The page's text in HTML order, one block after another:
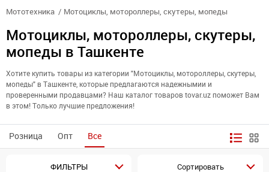
Мототехника Мотоциклы, мотороллеры, скутеры, мопеды
Мотоциклы, мотороллеры, скутеры,
мопеды в Ташкенте
Хотите купить товары из категории "Мотоциклы, мотороллеры, скутеры,
мопеды" в Ташкенте, которые предлагаются надежнымии и
проверенными продавцами? Наш каталог товаров tovar.uz поможет Вам
в этом! Только лучшие предложения!
Розница Опт Все
ФИЛЬТРЫ Сортировать